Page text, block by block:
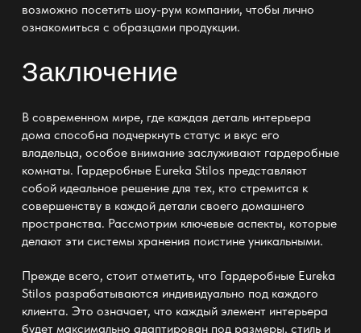
возможно посетить шоу-рум компании, чтобы лично
ознакомиться с образцами продукции.
Заключение
В современном мире, где каждая деталь интерьера
дома способна подчеркнуть статус и вкус его
владельца, особое внимание заслуживают гардеробные
комнаты. Гардеробные Eureka Stilos представляют
собой идеальное решение для тех, кто стремится к
совершенству в каждой детали своего домашнего
пространства. Рассмотрим ключевые аспекты, которые
делают эти системы хранения поистине уникальными.
Прежде всего, стоит отметить, что Гардеробные Eureka
Stilos разрабатываются индивидуально под каждого
клиента. Это означает, что каждый элемент интерьера
будет максимально адаптирован под размеры, стиль и